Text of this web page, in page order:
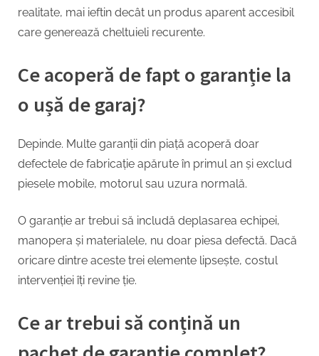
realitate, mai ieftin decât un produs aparent accesibil
care generează cheltuieli recurente.
Ce acoperă de fapt o garanție la
o ușă de garaj?
Depinde. Multe garanții din piață acoperă doar
defectele de fabricație apărute în primul an și exclud
piesele mobile, motorul sau uzura normală.
O garanție ar trebui să includă deplasarea echipei,
manopera și materialele, nu doar piesa defectă. Dacă
oricare dintre aceste trei elemente lipsește, costul
intervenției îți revine ție.
Ce ar trebui să conțină un